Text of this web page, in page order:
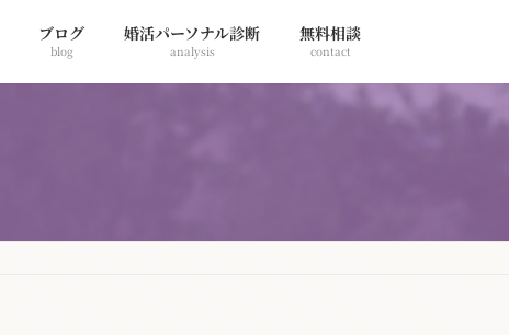
ブログ
blog
婚活パーソナル診断
analysis
無料相談
contact